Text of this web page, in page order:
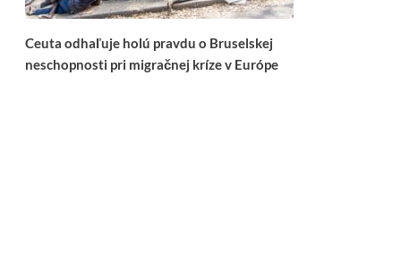
Ceuta odhaľuje holú pravdu o Bruselskej
neschopnosti pri migračnej kríze v Európe